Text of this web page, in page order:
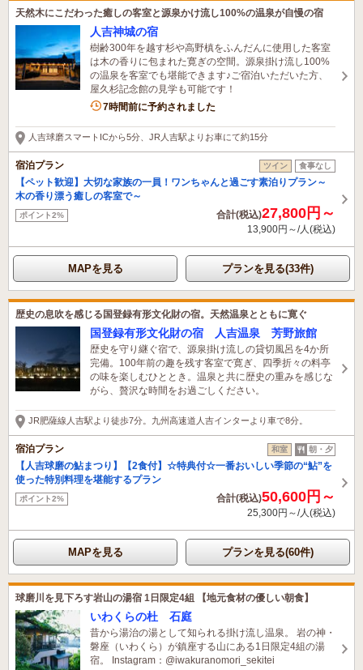
天然木にこだわった癒しの客室と源泉かけ流し100%の温泉が自慢の宿
人吉神城の宿
樹齢300年を越す杉や高野槙をふんだんに使用した客室
は木の香りに包まれた寛ぎの空間。源泉掛け流し100%
の温泉を客室でも堪能できます♪ご宿泊いただいた方、
屋久杉記念館の見学も可能です！
7時間前に予約されました
人吉球磨スマートICから5分、JR人吉駅よりお車にて約15分
宿泊プラン ツイン 食事なし
【ペット歓迎】大切な家族の一員！ワンちゃんと過ごす素泊りプラン～
木の香り漂う癒しの客室で～
ポイント2% 合計(税込)27,800円～
13,900円～/人(税込)
MAPを見る プランを見る(33件)
歴史の息吹を感じる国登録有形文化財の宿。天然温泉とともに寛ぐ
国登録有形文化財の宿 人吉温泉 芳野旅館
歴史を守り継ぐ宿で、源泉掛け流しの貸切風呂を4か所
完備。100年前の趣を残す客室で寛ぎ、四季折々の料亭
の味を楽しむひととき。温泉と共に歴史の重みを感じな
がら、贅沢な時間をお過ごしください。
JR肥薩線人吉駅より徒歩7分。九州高速道人吉インターより車で8分。
宿泊プラン 和室 朝・夕
【人吉球磨の鮎まつり】【2食付】☆特典付☆一番おいしい季節の“鮎”を
使った特別料理を堪能するプラン
ポイント2% 合計(税込)50,600円～
25,300円～/人(税込)
MAPを見る プランを見る(60件)
球磨川を見下ろす岩山の湯宿 1日限定4組 【地元食材の優しい朝食】
いわくらの杜 石庭
昔から湯治の湯として知られる掛け流し温泉。 岩の神・
磐座（いわくら）が鎮座する山にある1日限定4組の湯
宿。 Instagram：@iwakuranomori_sekitei